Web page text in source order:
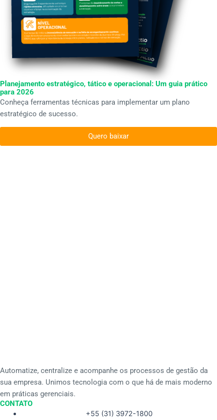
Planejamento estratégico, tático e operacional: Um guia prático
para 2026
Conheça ferramentas técnicas para implementar um plano
estratégico de sucesso.
Quero baixar
Automatize, centralize e acompanhe os processos de gestão da
sua empresa. Unimos tecnologia com o que há de mais moderno
em práticas gerenciais.
CONTATO
+55 (31) 3972-1800